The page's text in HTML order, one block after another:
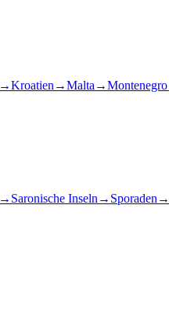
→Kroatien →Malta →Montenegro
→ Saronische Inseln → Sporaden →